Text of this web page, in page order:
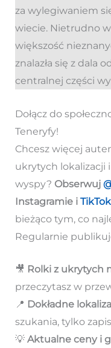
za wylegiwaniem
wiecie. Nietrudno
większość
znalazła się z dala
centralnej części
Dołącz do
Teneryfy!
Chcesz więcej
ukrytych lokalizacji
wyspy? Obserwuj
Instagramie i
bieżąco tym, co
Regularnie
🎥 Rolki z ukrytych
przeczytasz w
📍 Dokładne
szukania, tylko
💡 Aktualne ceny i